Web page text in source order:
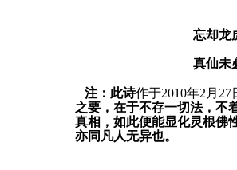
忘却龙
真仙未
注： 此诗作于2010年2月27
之要， 在于不存一切法，不
真相，如此便能显化灵根佛
亦同凡人无异也。